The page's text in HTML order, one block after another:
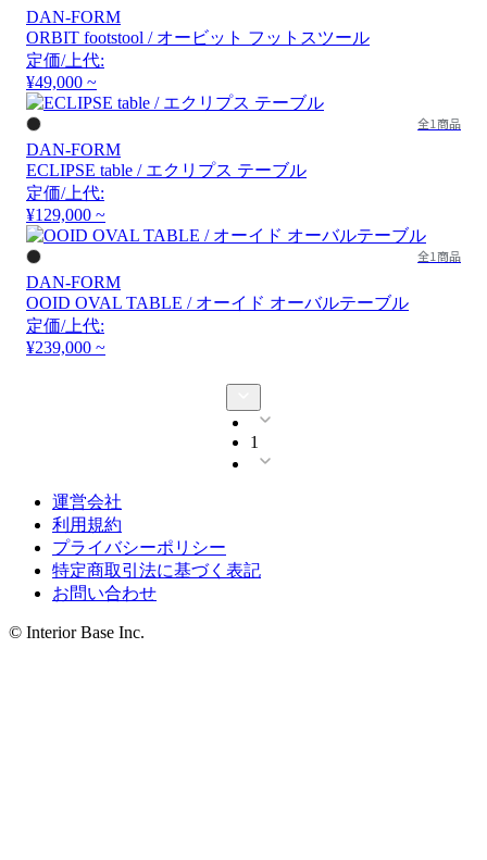
DAN-FORM
ORBIT footstool / オービット フットスツール
定価/上代:
¥49,000 ~
全1商品
DAN-FORM
ECLIPSE table / エクリプス テーブル
定価/上代:
¥129,000 ~
全1商品
DAN-FORM
OOID OVAL TABLE / オーイド オーバルテーブル
定価/上代:
¥239,000 ~
1
運営会社
利用規約
プライバシーポリシー
特定商取引法に基づく表記
お問い合わせ
© Interior Base Inc.